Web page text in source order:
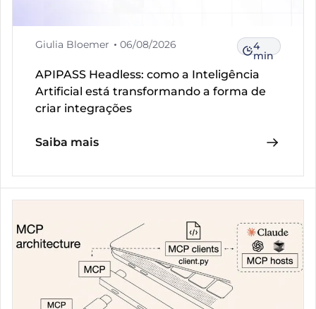
Giulia Bloemer 06/08/2026 4
min
APIPASS Headless: como a Inteligência
Artificial está transformando a forma de
criar integrações
Saiba mais